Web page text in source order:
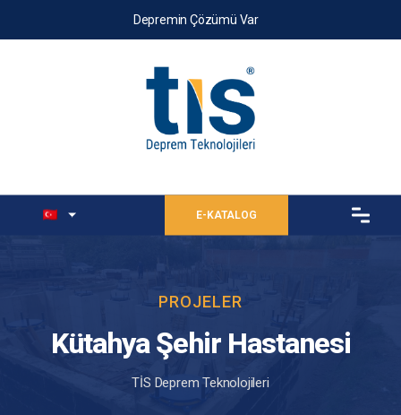
Depremin Çözümü Var
E-KATALOG
PROJELER
Kütahya Şehir Hastanesi
TİS Deprem Teknolojileri